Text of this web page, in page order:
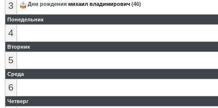
3 Дни рождения михаил владимирович (46)
Понедельник
4
Вторник
5
Среда
6
Четверг